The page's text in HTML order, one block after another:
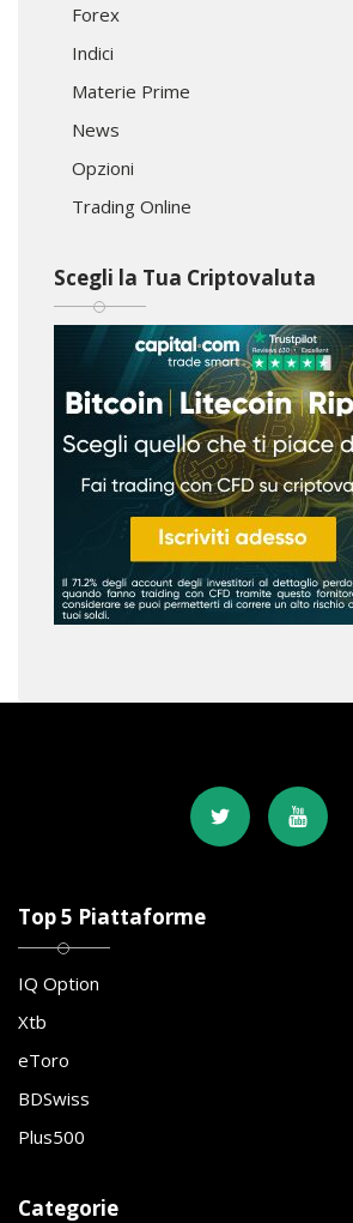
Forex
Indici
Materie Prime
News
Opzioni
Trading Online
Scegli la Tua Criptovaluta
Top 5 Piattaforme
IQ Option
Xtb
eToro
BDSwiss
Plus500
Categorie